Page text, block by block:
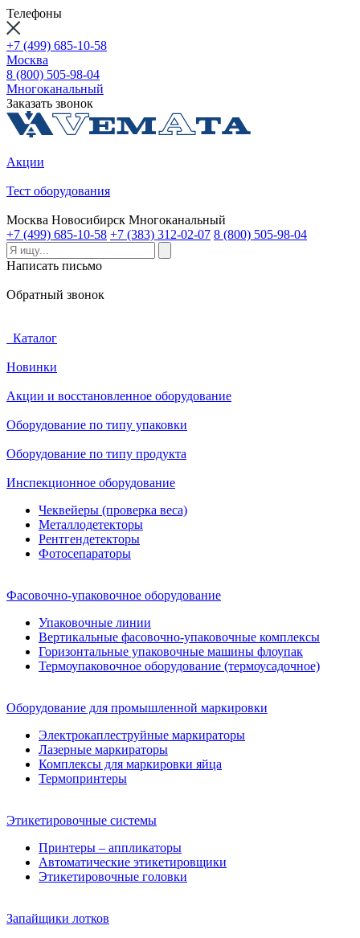
Телефоны
+7 (499) 685-10-58
Москва
8 (800) 505-98-04
Многоканальный
Заказать звонок
Акции
Тест оборудования
Москва Новосибирск Многоканальный
+7 (499) 685-10-58 +7 (383) 312-02-07 8 (800) 505-98-04
Написать письмо
Обратный звонок
Каталог
Новинки
Акции и восстановленное оборудование
Оборудование по типу упаковки
Оборудование по типу продукта
Инспекционное оборудование
Чеквейеры (проверка веса)
Металлодетекторы
Рентгендетекторы
Фотосепараторы
Фасовочно-упаковочное оборудование
Упаковочные линии
Вертикальные фасовочно-упаковочные комплексы
Горизонтальные упаковочные машины флоупак
Термоупаковочное оборудование (термоусадочное)
Оборудование для промышленной маркировки
Электрокаплеструйные маркираторы
Лазерные маркираторы
Комплексы для маркировки яйца
Термопринтеры
Этикетировочные системы
Принтеры – аппликаторы
Автоматические этикетировщики
Этикетировочные головки
Запайщики лотков